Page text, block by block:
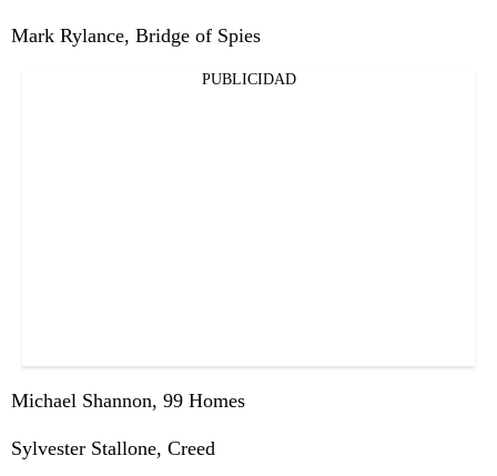
Mark Rylance, Bridge of Spies
PUBLICIDAD
Michael Shannon, 99 Homes
Sylvester Stallone, Creed